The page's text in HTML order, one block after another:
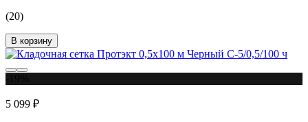
(20)
В корзину
5 099 ₽